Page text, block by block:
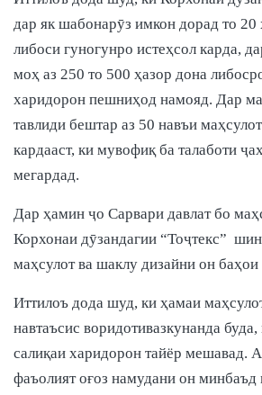
дар як шабонарӯз имкон дорад то 20
либоси гуногунро истеҳсол карда,
моҳ аз 250 то 500 ҳазор дона
харидорон пешниҳод намояд. Дар
тавлиди бештар аз 50 навъи
кардааст, ки мувофиқ ба талаботи
мегардад.
Дар ҳамин ҷо Сарвари давлат бо
Корхонаи дӯзандагии “Тоҷтекс”
маҳсулот ва шаклу дизайни он
Иттилоъ дода шуд, ки ҳамаи
навтаъсис воридотивазкунанда
салиқаи харидорон тайёр мешавад.
фаъолият оғоз намудани он минбаъд